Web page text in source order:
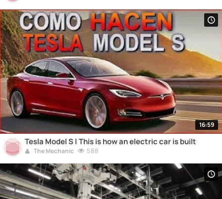
16:59
Tesla Model S | This is how an electric car is built
The Mechanic 588